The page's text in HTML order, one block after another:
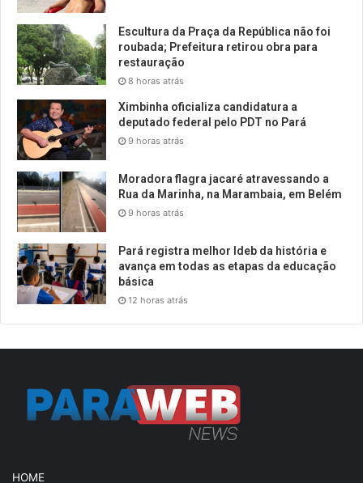
Escultura da Praça da República não foi
roubada; Prefeitura retirou obra para
restauração
8 horas atrás
Ximbinha oficializa candidatura a
deputado federal pelo PDT no Pará
9 horas atrás
Moradora flagra jacaré atravessando a
Rua da Marinha, na Marambaia, em Belém
9 horas atrás
Pará registra melhor Ideb da história e
avança em todas as etapas da educação
básica
12 horas atrás
HOME